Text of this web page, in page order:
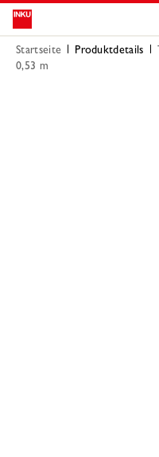
Startseite Produktdetails
0,53 m